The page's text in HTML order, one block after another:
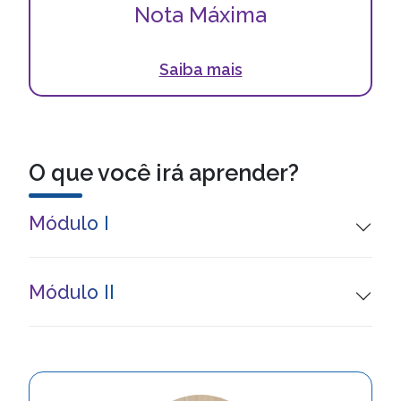
Nota Máxima
Saiba mais
conceito do MEC!
O que você irá aprender?
Módulo I
Módulo II